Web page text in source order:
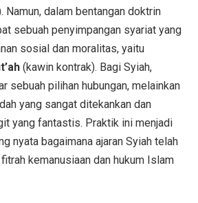
Namun, dalam bentangan doktrin
sebuah penyimpangan syariat yang
sosial dan moralitas, yaitu
(kawin kontrak). Bagi Syiah,
sebuah pilihan hubungan, melainkan
yang sangat ditekankan dan
yang fantastis. Praktik ini menjadi
nyata bagaimana ajaran Syiah telah
kemanusiaan dan hukum Islam